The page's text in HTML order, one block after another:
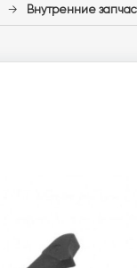
→ Внутренние